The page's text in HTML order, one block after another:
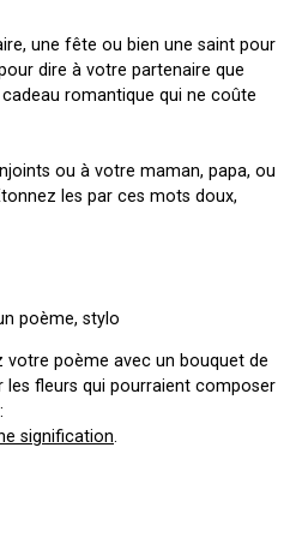
une fête ou bien une saint pour
dire à votre partenaire que
cadeau romantique qui ne coûte
ou à votre maman, papa, ou
les par ces mots doux,
votre poème avec un bouquet de
les fleurs qui pourraient composer
signification.